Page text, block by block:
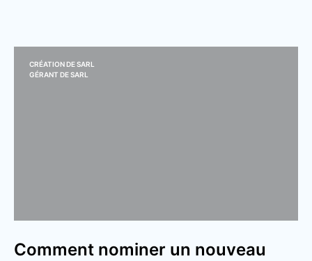
CRÉATION DE SARL
GÉRANT DE SARL
Comment nominer un nouveau